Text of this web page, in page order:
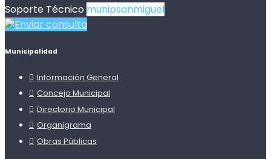
Soporte Técnico munipsanmiguel
Enviar consulta
Municipalidad
Información General
Concejo Municipal
Directorio Municipal
Organigrama
Obras Públicas